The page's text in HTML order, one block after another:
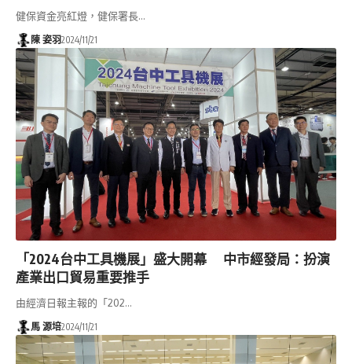
健保資金亮紅燈，健保署長…
陳 姿羽2024/11/21
「2024台中工具機展」盛大開幕 中市經發局：扮演
產業出口貿易重要推手
由經濟日報主報的「202…
馬 源培2024/11/21